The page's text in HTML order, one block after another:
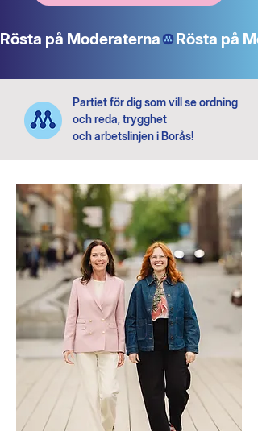
Rösta på Moderaterna
Partiet för dig som vill se ordning
och reda, trygghet
och arbetslinjen i Borås!